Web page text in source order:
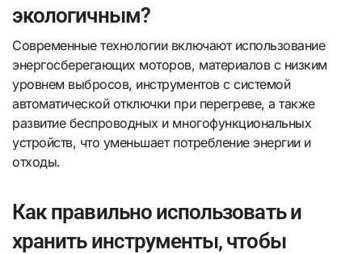
экологичным?
Современные технологии включают использование
энергосберегающих моторов, материалов с низким
уровнем выбросов, инструментов с системой
автоматической отключки при перегреве, а также
развитие беспроводных и многофункциональных
устройств, что уменьшает потребление энергии и
отходы.
Как правильно использовать и
хранить инструменты, чтобы